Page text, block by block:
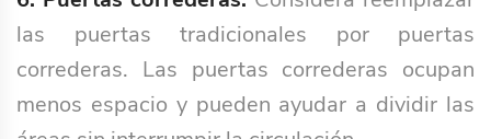
las puertas tradicionales por puertas
correderas. Las puertas correderas ocupan
menos espacio y pueden ayudar a dividir las